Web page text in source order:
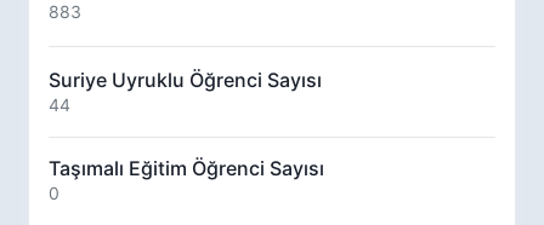
883
Suriye Uyruklu Öğrenci Sayısı
44
Taşımalı Eğitim Öğrenci Sayısı
0